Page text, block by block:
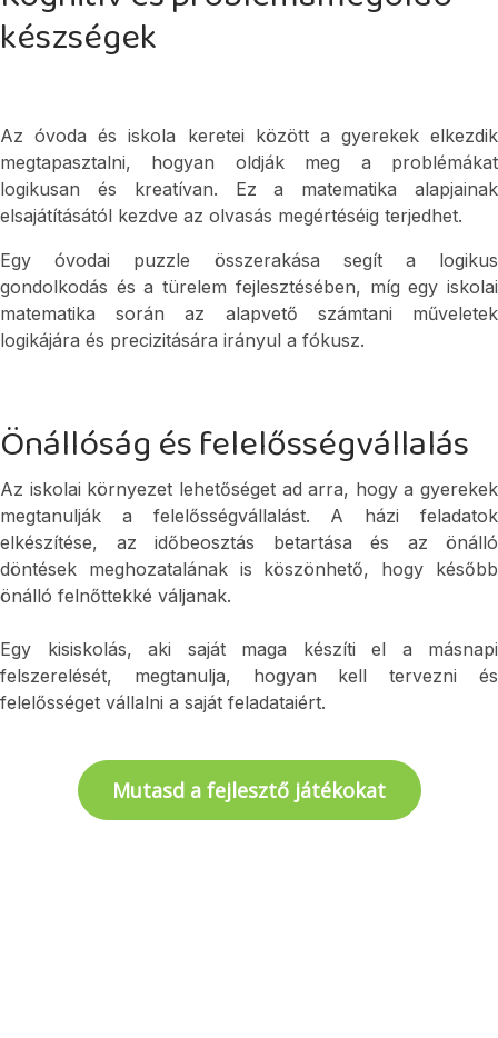
készségek
Az óvoda és iskola keretei között a gyerekek elkezdik
megtapasztalni, hogyan oldják meg a problémákat
logikusan és kreatívan. Ez a matematika alapjainak
elsajátításától kezdve az olvasás megértéséig terjedhet.
Egy óvodai puzzle összerakása segít a logikus
gondolkodás és a türelem fejlesztésében, míg egy iskolai
matematika során az alapvető számtani műveletek
logikájára és precizitására irányul a fókusz.
Önállóság és felelősségvállalás
Az iskolai környezet lehetőséget ad arra, hogy a gyerekek
megtanulják a felelősségvállalást. A házi feladatok
elkészítése, az időbeosztás betartása és az önálló
döntések meghozatalának is köszönhető, hogy később
önálló felnőttekké váljanak.
Egy kisiskolás, aki saját maga készíti el a másnapi
felszerelését, megtanulja, hogyan kell tervezni és
felelősséget vállalni a saját feladataiért.
Mutasd a fejlesztő játékokat